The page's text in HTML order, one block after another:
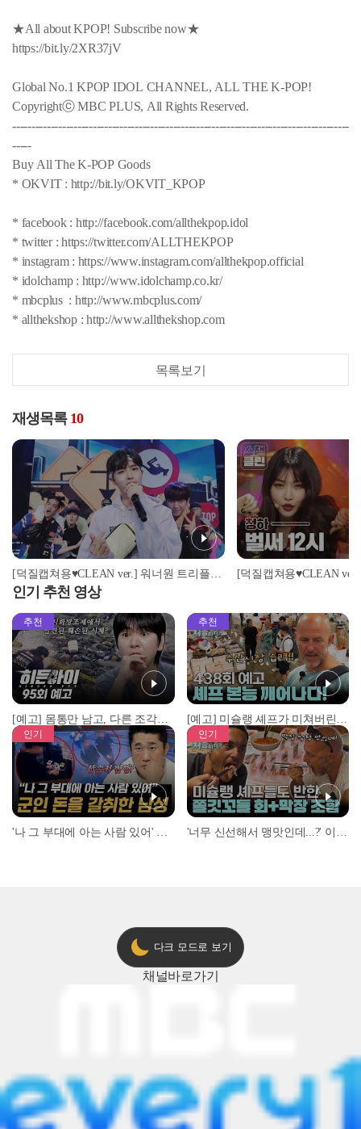
★All about KPOP! Subscribe now★
https://bit.ly/2XR37jV
Global No.1 KPOP IDOL CHANNEL, ALL THE K-POP!
Copyrightⓒ MBC PLUS, All Rights Reserved.
----------------------------------------------------------------------------------------
-----
Buy All The K-POP Goods
* OKVIT : http://bit.ly/OKVIT_KPOP
* facebook : http://facebook.com/allthekpop.idol
* twitter : https://twitter.com/ALLTHEKPOP
* instagram : https://www.instagram.com/allthekpop.official
* idolchamp : http://www.idolchamp.co.kr/
* mbcplus : http://www.mbcplus.com/
* allthekshop : http://www.allthekshop.com
목록보기
재생목록 10
[덕질캡쳐용♥CLEAN ver.] 워너원 트리플포지션 - 캥거루 (Wanna One - Kangaroo)
인기 추천 영상
추천
[예고] 몸통만 남고, 다른 조각은 어디에..? 시화호에서 드러난 충격적인 토막 살인사건!
추천
[예고] 미슐랭 셰프가 미쳐버린 이유! 본능이 깨어난 사건은?
인기 인기
다크 모드로 보기
채널바로가기